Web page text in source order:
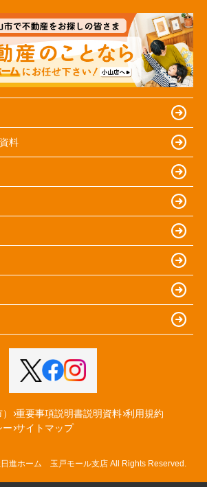
料
重要事項説明書説明資料 利用規約
ー サイトマップ
進ホーム 玉戸モール支店 All Rights Reserved.